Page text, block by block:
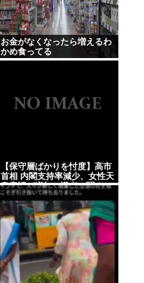
お金がなくなったら増えるわ
かめ食ってる
【保守層ばかりを忖度】高市
首相 内閣支持率減少、女性天
皇容認が増加…識者に聞く
「民意無視」の代償